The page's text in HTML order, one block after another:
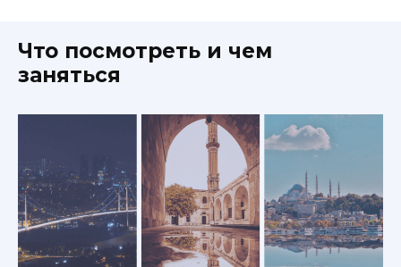
Что посмотреть и чем
заняться